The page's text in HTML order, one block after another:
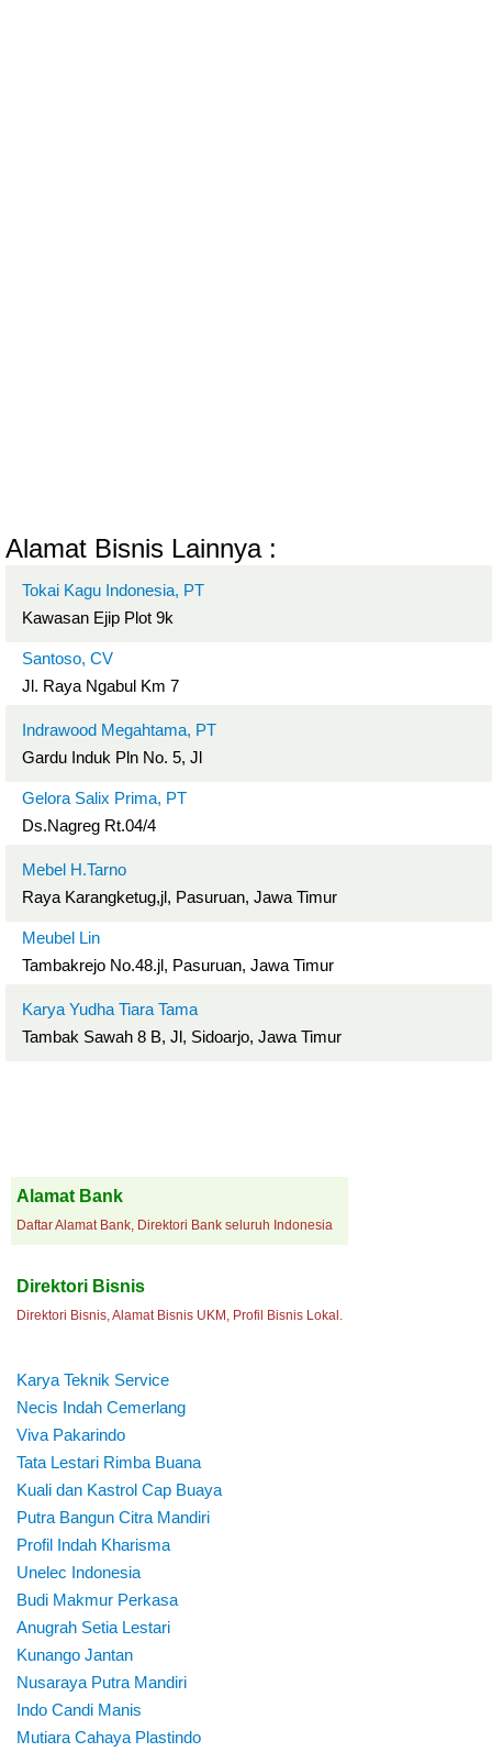
Alamat Bisnis Lainnya :
Tokai Kagu Indonesia, PT
Kawasan Ejip Plot 9k
Santoso, CV
Jl. Raya Ngabul Km 7
Indrawood Megahtama, PT
Gardu Induk Pln No. 5, Jl
Gelora Salix Prima, PT
Ds.Nagreg Rt.04/4
Mebel H.Tarno
Raya Karangketug,jl, Pasuruan, Jawa Timur
Meubel Lin
Tambakrejo No.48.jl, Pasuruan, Jawa Timur
Karya Yudha Tiara Tama
Tambak Sawah 8 B, Jl, Sidoarjo, Jawa Timur
Alamat Bank
Daftar Alamat Bank, Direktori Bank seluruh Indonesia
Direktori Bisnis
Direktori Bisnis, Alamat Bisnis UKM, Profil Bisnis Lokal.
Karya Teknik Service
Necis Indah Cemerlang
Viva Pakarindo
Tata Lestari Rimba Buana
Kuali dan Kastrol Cap Buaya
Putra Bangun Citra Mandiri
Profil Indah Kharisma
Unelec Indonesia
Budi Makmur Perkasa
Anugrah Setia Lestari
Kunango Jantan
Nusaraya Putra Mandiri
Indo Candi Manis
Mutiara Cahaya Plastindo